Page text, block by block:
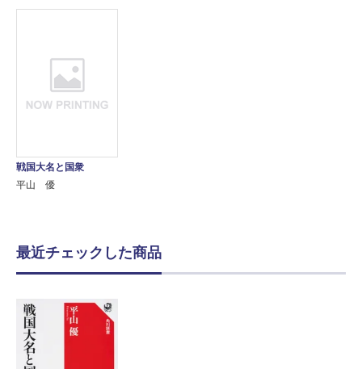
戦国大名と国衆
平山 優
最近チェックした商品